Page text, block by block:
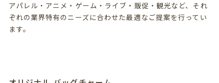
アパレル・アニメ・ゲーム・ライブ・販促・観光など、それ
ぞれの業界特有のニーズに合わせた最適なご提案を行ってい
ます。